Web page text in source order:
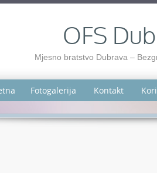
OFS
Mjesno bratstvo Dubrava –
Fotogalerija Kontakt